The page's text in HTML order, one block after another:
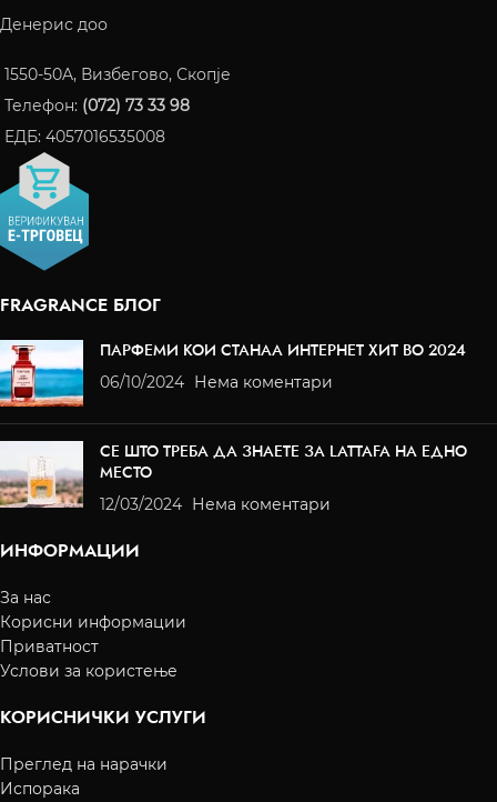
Денерис доо
1550-50A, Визбегово, Скопје
Телефон: (072) 73 33 98
ЕДБ: 4057016535008
FRAGRANCE БЛОГ
ПАРФЕМИ КОИ СТАНАА ИНТЕРНЕТ ХИТ ВО 2024
06/10/2024 Нема коментари
СЕ ШТО ТРЕБА ДА ЗНАЕТЕ ЗА LATTAFA НА ЕДНО
МЕСТО
12/03/2024 Нема коментари
ИНФОРМАЦИИ
За нас
Корисни информации
Приватност
Услови за користење
КОРИСНИЧКИ УСЛУГИ
Преглед на нарачки
Испорака